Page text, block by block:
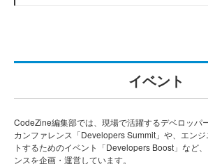
イベント
CodeZine編集部では、現場で活躍するデベロッパ
カンファレンス「Developers Summit」や、エン
トするためのイベント「Developers Boost」など
ンスを企画・運営しています。